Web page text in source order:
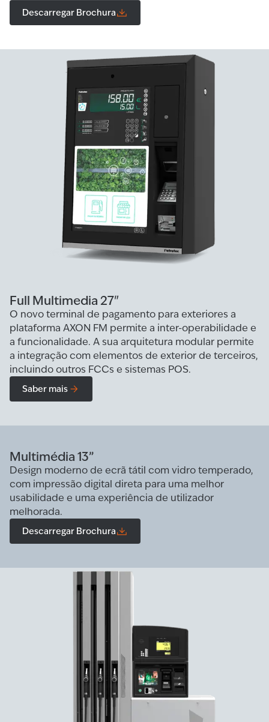
Descarregar Brochura
Full Multimedia 27"
O novo terminal de pagamento para exteriores a
plataforma AXON FM permite a inter-operabilidade e
a funcionalidade. A sua arquitetura modular permite
a integração com elementos de exterior de terceiros,
incluindo outros FCCs e sistemas POS.
Saber mais
Multimédia 13”
Design moderno de ecrã tátil com vidro temperado,
com impressão digital direta para uma melhor
usabilidade e uma experiência de utilizador
melhorada.
Descarregar Brochura